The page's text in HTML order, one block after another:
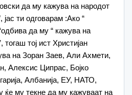
да му кажува на народот
ти одговарам :Ако “
да му “ кажува на
тој ист Христијан
на Зоран Заев, Али Ахмети,
Алексис Ципрас, Бојко
Албанија, ЕУ, НАТО,
ќе му текне да му кажуваат на